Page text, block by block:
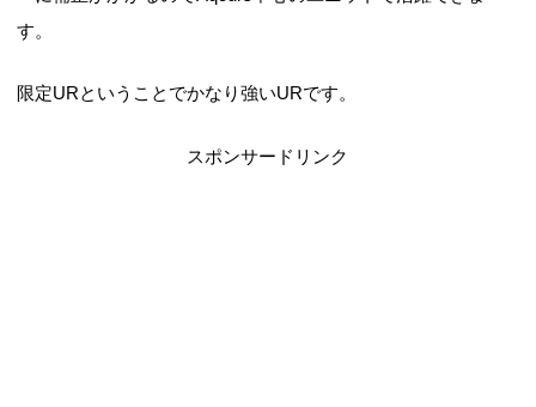
す。
限定URということでかなり強いURです。
スポンサードリンク